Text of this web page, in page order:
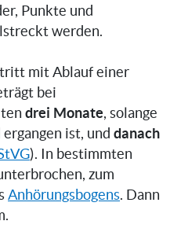
Punkte und
werden.
mit Ablauf einer
bei
drei Monate, solange
ist, und danach
). In bestimmten
zum
Anhörungsbogens. Dann